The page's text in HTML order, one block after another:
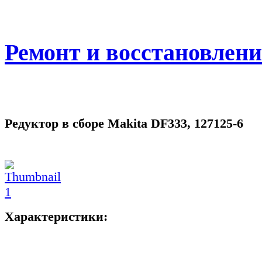
Ремонт и
Редуктор в сборе Makita DF333, 127125-6
Характеристики: